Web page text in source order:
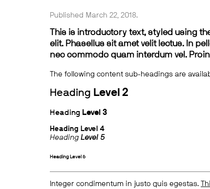
Published March 22, 2018.
This is introductory text, styled using
elit. Phasellus sit amet velit lectus. In
nec commodo quam interdum vel.
The following content sub-headings are
Heading Level 2
Heading Level 3
Heading Level 4
Heading Level 5
Heading Level 6
Integer condimentum in justo quis egestas.